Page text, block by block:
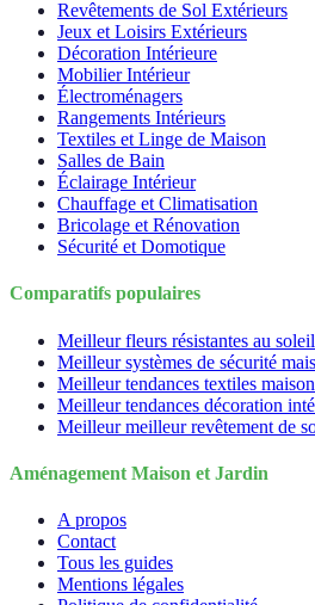
Revêtements de Sol Extérieurs
Jeux et Loisirs Extérieurs
Décoration Intérieure
Mobilier Intérieur
Électroménagers
Rangements Intérieurs
Textiles et Linge de Maison
Salles de Bain
Éclairage Intérieur
Chauffage et Climatisation
Bricolage et Rénovation
Sécurité et Domotique
Comparatifs populaires
Meilleur fleurs résistantes au
Meilleur systèmes de sécurité
Meilleur tendances textiles
Meilleur tendances décoration
Meilleur meilleur revêtement de
Aménagement Maison et Jardin
A propos
Contact
Tous les guides
Mentions légales